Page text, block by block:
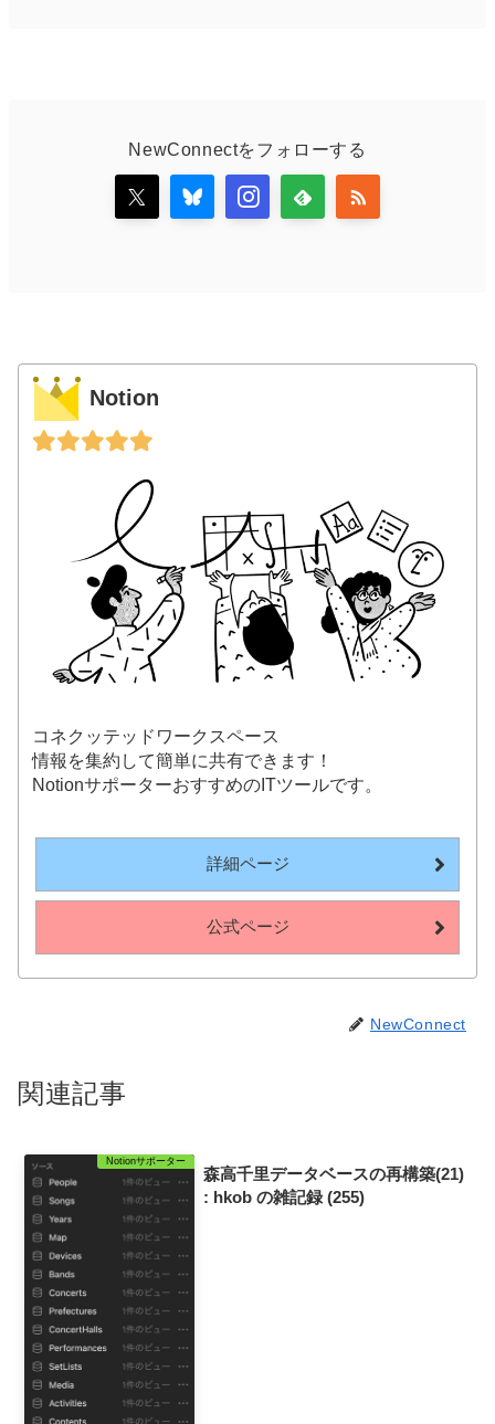
NewConnectをフォローする
Notion
コネクッテッドワークスペース
情報を集約して簡単に共有できます！
NotionサポーターおすすめのITツールです。
詳細ページ
公式ページ
NewConnect
関連記事
Notionサポーター
森高千里データベースの再構築(21)
: hkob の雑記録 (255)